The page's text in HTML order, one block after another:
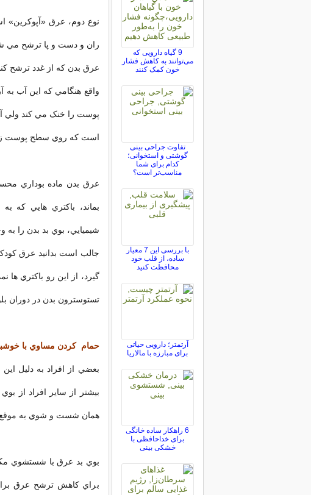
نوع دوم، عرق «آپوکرين»
ران و دست و پا ترشح مي
عرق بدن که از غدد ترشح
واقع هنگامي که اين آب به
پوست را خنک مي کند ولي
است که روي سطح پوست
عرق بدن ماده بوداري
بماند، باکتري هايي که
شيميايي، بوي بد بدن را به
جالب است بدانيد عرق
گيرد، از اين رو باکتري ها
تستوسترون بدن در دوران
حمام کردن مساوي با
بعضي از افراد به دليل
بيشتر از ساير افراد از
همان شست و شوي به
بوي بد عرق با شستشوي
براي کاهش ترشح عرق
9 گیاه دارویی که
می‌توانند به کاهش فشار
خون کمک کنند
تفاوت جراحی بینی
گوشتی و استخوانی؛
کدام برای شما
مناسب‌تر است؟
با بررسی این 7 معیار
ساده، از قلب خود
محافظت کنید
آرتمتر؛ دارویی حیاتی
برای مبارزه با مالاریا
6 راهکار ساده خانگی
برای خداحافظی با
خشکی بینی